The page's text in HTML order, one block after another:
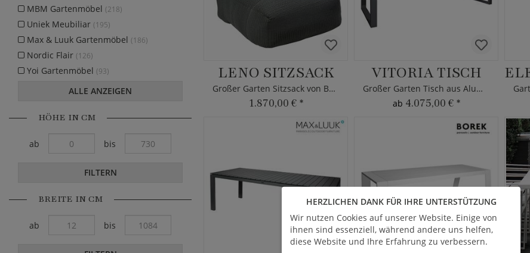
LENO SITZSACK
Großer Garten Sitzsack von Borek - grau - modern
1.870,00 € *
VITORIA TISCH
Großer Garten Tisch aus Aluminium - Borek
ab 4.075,00 € *
MBM Gartenmöbel (218)
Uniek Meubiliar (195)
Max & Luuk Gartenmöbel (186)
Nordic Flair (126)
Yoi Gartenmöbel (93)
ALLE ANZEIGEN
HÖHE IN CM
ab bis
FILTERN
BREITE IN CM
ab bis
HERZLICHEN DANK FÜR IHRE UNTERSTÜTZUNG
Wir nutzen Cookies auf unserer Website. Einige von
ihnen sind essenziell, während andere uns helfen,
diese Website und Ihre Erfahrung zu verbessern.